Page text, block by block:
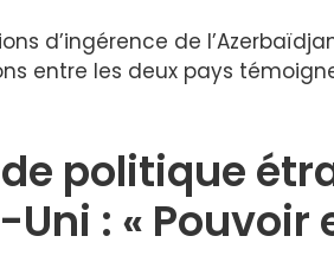
d’ingérence de
entre les deux pays
politique
: « Pouvoir